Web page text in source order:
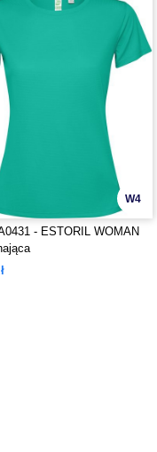
W4
- ESTORIL WOMAN